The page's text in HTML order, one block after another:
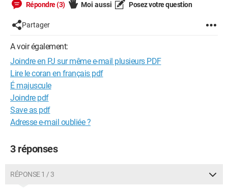
Répondre (3) Moi aussi Posez votre question
Partager
A voir également:
Joindre en PJ sur même e-mail plusieurs PDF
Lire le coran en français pdf
É majuscule
Joindre pdf
Save as pdf
Adresse e-mail oubliée ?
3 réponses
RÉPONSE 1 / 3